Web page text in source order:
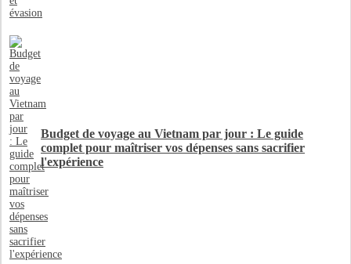
Budget de voyage au Vietnam par jour : Le guide
complet pour maîtriser vos dépenses sans sacrifier
l'expérience